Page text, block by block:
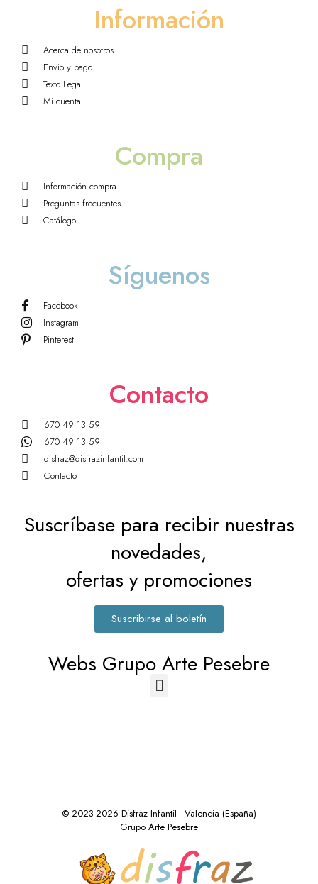
Información
Acerca de nosotros
Envio y pago
Texto Legal
Mi cuenta
Compra
Información compra
Preguntas frecuentes
Catálogo
Síguenos
Facebook
Instagram
Pinterest
Contacto
670 49 13 59
670 49 13 59
disfraz@disfrazinfantil.com
Contacto
Suscríbase para recibir nuestras
novedades,
ofertas y promociones
Suscribirse al boletín
Webs Grupo Arte Pesebre
© 2023-2026 Disfraz Infantil - Valencia (España)
Grupo Arte Pesebre